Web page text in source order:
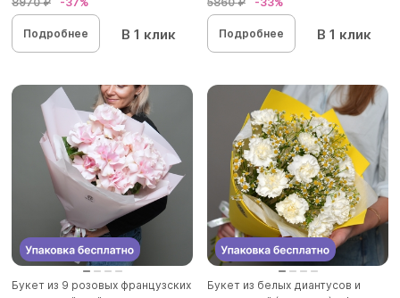
Подробнее В 1 клик Подробнее В 1 клик
Букет из 9 розовых французских
Букет из белых диантусов и